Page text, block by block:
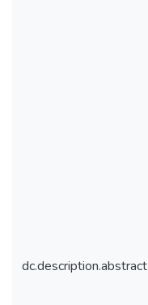
dc.description.abstract